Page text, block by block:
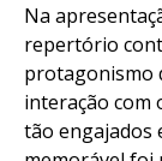
Na
repertório
protagonismo
interação com
tão engajados